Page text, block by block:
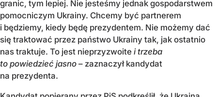
granic, tym lepiej. Nie jesteśmy jednak gospodarstwem
pomocniczym Ukrainy. Chcemy być partnerem
i będziemy, kiedy będę prezydentem. Nie możemy dać
się traktować przez państwo Ukrainy tak, jak ostatnio
nas traktuje. To jest nieprzyzwoite i trzeba
to powiedzieć jasno – zaznaczył kandydat
na prezydenta.